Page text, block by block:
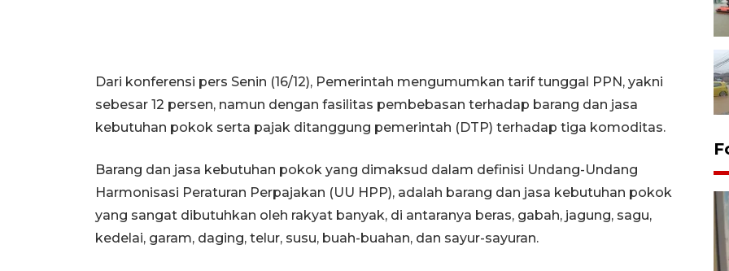
Dari konferensi pers Senin (16/12), Pemerintah mengumumkan tarif tunggal PPN, yakni
sebesar 12 persen, namun dengan fasilitas pembebasan terhadap barang dan jasa
kebutuhan pokok serta pajak ditanggung pemerintah (DTP) terhadap tiga komoditas.
Barang dan jasa kebutuhan pokok yang dimaksud dalam definisi Undang-Undang
Harmonisasi Peraturan Perpajakan (UU HPP), adalah barang dan jasa kebutuhan pokok
yang sangat dibutuhkan oleh rakyat banyak, di antaranya beras, gabah, jagung, sagu,
kedelai, garam, daging, telur, susu, buah-buahan, dan sayur-sayuran.